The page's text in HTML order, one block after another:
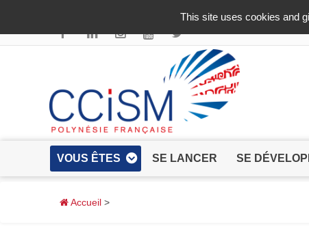
VOUS ÊTES SE LANCER SE
Accueil >
This site uses cookies and